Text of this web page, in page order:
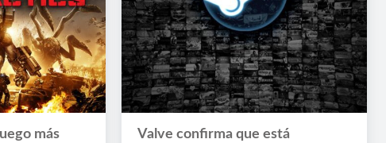
más
Valve confirma que está